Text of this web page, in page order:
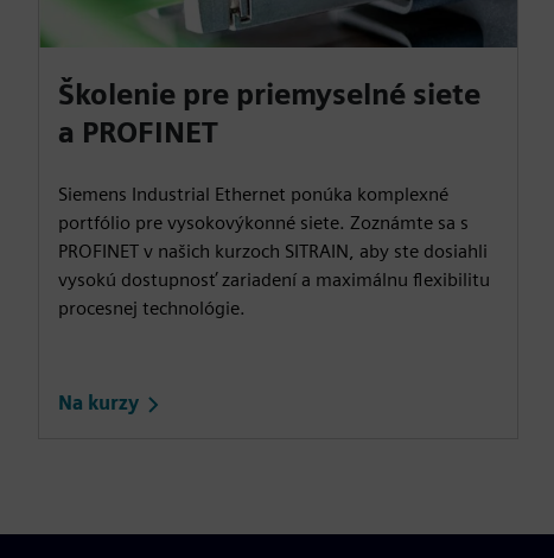
Školenie pre priemyselné siete
a PROFINET
Siemens Industrial Ethernet ponúka komplexné
portfólio pre vysokovýkonné siete. Zoznámte sa s
PROFINET v našich kurzoch SITRAIN, aby ste dosiahli
vysokú dostupnosť zariadení a maximálnu flexibilitu
procesnej technológie.
Na kurzy